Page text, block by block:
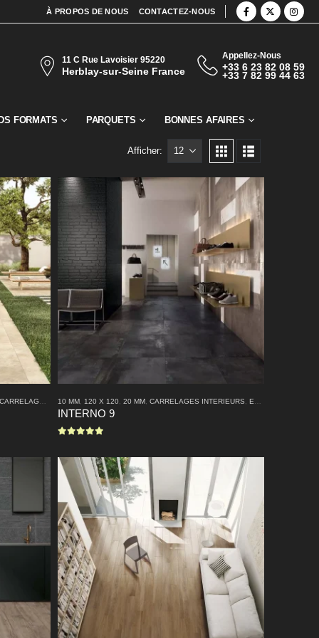
À PROPOS DE NOUS CONTACTEZ-NOUS
11 C Rue Lavoisier 95220
Herblay-sur-Seine France
Appellez-Nous
+33 6 23 82 08 59
+33 7 82 99 44 63
FORMATS PARQUETS BONNES AFAIRES
Afficher:
,MODERNE
CARRELAGES INTERIEURS , EFFET PIERRE NATURELLE, MODERNE
10 MM, 120 X 120, 20 MM, CARRELAGES INTERIEURS EFFET METAL
INTERNO 9